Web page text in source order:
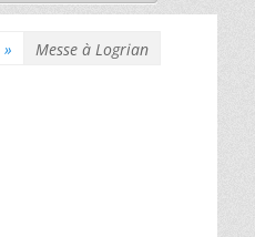
» Messe à Logrian